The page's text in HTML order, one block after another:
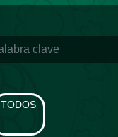
TODOS